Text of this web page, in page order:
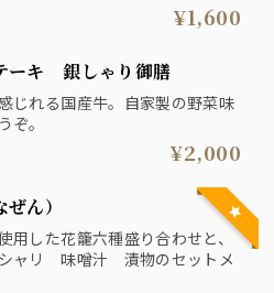
¥1,600
テーキ 銀しゃり御膳
じれる国産牛。自家製の野菜味
ぞ。
¥2,000
ぜん）
用した花籠六種盛り合わせと、
ャリ 味噌汁 漬物のセットメ